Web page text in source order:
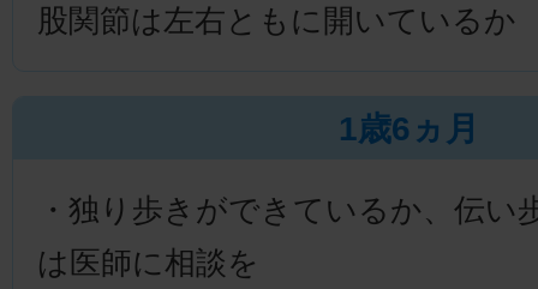
股関節は左右ともに開いているか
1歳6ヵ月
・独り歩きができているか、伝い
は医師に相談を